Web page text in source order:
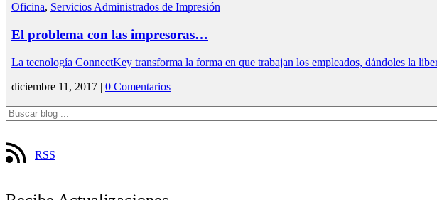
Oficina, Servicios Administrados de Impresión
El problema con las impresoras…
La tecnología ConnectKey transforma la forma en que trabajan los empleados, dándoles la
diciembre 11, 2017 | 0 Comentarios
RSS